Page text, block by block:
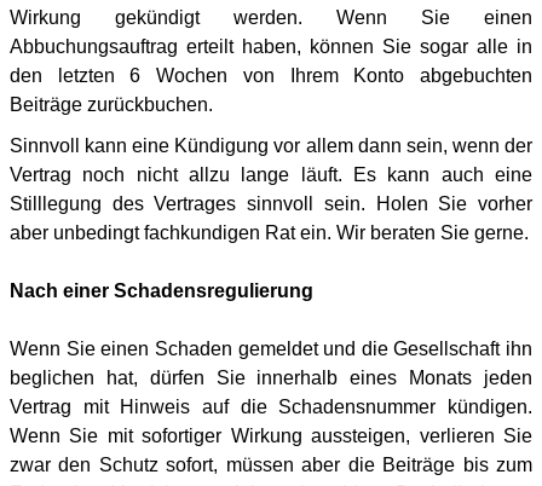
Wirkung gekündigt werden. Wenn Sie einen
Abbuchungsauftrag erteilt haben, können Sie sogar alle in
den letzten 6 Wochen von Ihrem Konto abgebuchten
Beiträge zurückbuchen.
Sinnvoll kann eine Kündigung vor allem dann sein, wenn der
Vertrag noch nicht allzu lange läuft. Es kann auch eine
Stilllegung des Vertrages sinnvoll sein. Holen Sie vorher
aber unbedingt fachkundigen Rat ein. Wir beraten Sie gerne.
Nach einer Schadensregulierung
Wenn Sie einen Schaden gemeldet und die Gesellschaft ihn
beglichen hat, dürfen Sie innerhalb eines Monats jeden
Vertrag mit Hinweis auf die Schadensnummer kündigen.
Wenn Sie mit sofortiger Wirkung aussteigen, verlieren Sie
zwar den Schutz sofort, müssen aber die Beiträge bis zum